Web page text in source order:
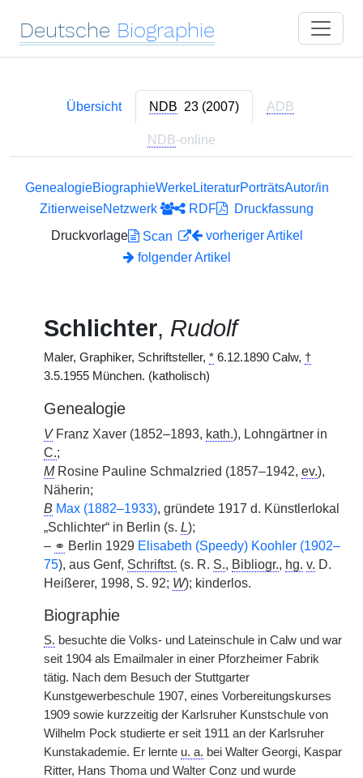
Deutsche Biographie
Übersicht NDB 23 (2007) ADB
NDB-online
GenealogieBiographieWerkeLiteraturPorträtsAutor/in
ZitierweiseNetzwerk RDF
Druckfassung
Druckvorlage
Scan
vorheriger Artikel
folgender Artikel
Schlichter, Rudolf
Maler, Graphiker, Schriftsteller, * 6.12.1890 Calw, †
3.5.1955 München. (katholisch)
Genealogie
VFranz Xaver (1852–1893, kath.), Lohngärtner in
C.;
MRosine Pauline Schmalzried (1857–1942, ev.),
Näherin;
B Max (1882–1933), gründete 1917 d. Künstlerlokal
„Schlichter“ in Berlin (s. L);
– ⚭ Berlin 1929 Elisabeth (Speedy) Koohler (1902–
75), aus Genf, Schriftst. (s. R. S., Bibliogr., hg. v. D.
Heißerer, 1998, S. 92; W); kinderlos.
Biographie
S. besuchte die Volks- und Lateinschule in Calw und war
seit 1904 als Emailmaler in einer Pforzheimer Fabrik
tätig. Nach dem Besuch der Stuttgarter
Kunstgewerbeschule 1907, eines Vorbereitungskurses
1909 sowie kurzzeitig der Karlsruher Kunstschule von
Wilhelm Pock studierte er seit 1911 an der Karlsruher
Kunstakademie. Er lernte u. a. bei Walter Georgi, Kaspar
Ritter, Hans Thoma und Walter Conz und wurde